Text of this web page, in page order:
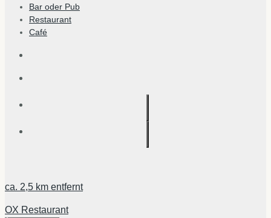
Bar oder Pub
Restaurant
Café
ca. 2,5 km entfernt
OX Restaurant